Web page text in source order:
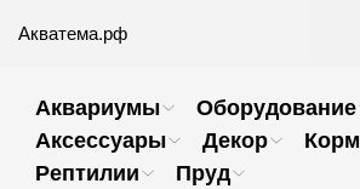
Акватема.рф
Аквариумы
Оборудование
Аксессуары
Декор Корм
Рептилии
Пруд